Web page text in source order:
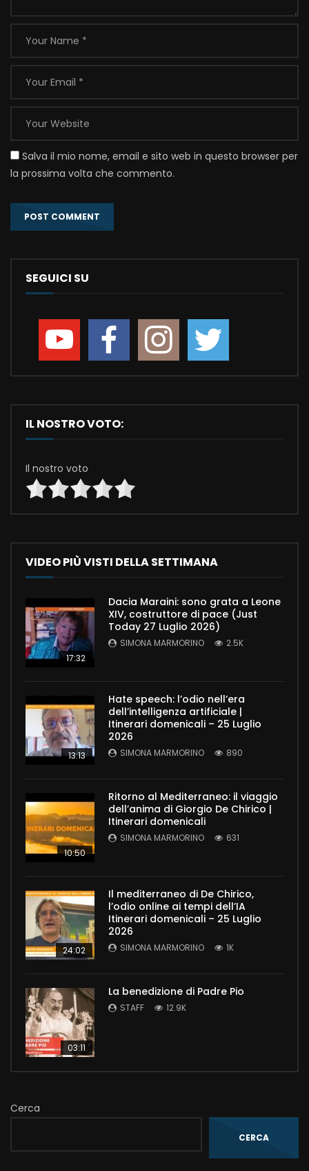
Salva il mio nome, email e sito web in questo browser per
la prossima volta che commento.
SEGUICI SU
IL NOSTRO VOTO:
Il nostro voto
VIDEO PIÙ VISTI DELLA SETTIMANA
17:32
Dacia Maraini: sono grata a Leone
XIV, costruttore di pace (Just
Today 27 Luglio 2026)
SIMONA MARMORINO 2.5K
13:13
Hate speech: l’odio nell’era
dell’intelligenza artificiale |
Itinerari domenicali – 25 Luglio
2026
SIMONA MARMORINO 890
10:50
Ritorno al Mediterraneo: il viaggio
dell’anima di Giorgio De Chirico |
Itinerari domenicali
SIMONA MARMORINO 631
24:02
Il mediterraneo di De Chirico,
l’odio online ai tempi dell’IA
Itinerari domenicali – 25 Luglio
2026
SIMONA MARMORINO 1K
03:11
La benedizione di Padre Pio
STAFF 12.9K
Cerca
CERCA